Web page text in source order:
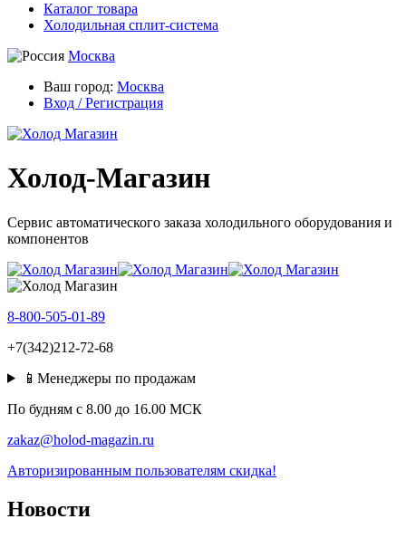
Каталог товара
Холодильная сплит-система
Москва
Ваш город: Москва
Вход / Регистрация
Холод-Магазин
Сервис автоматического заказа холодильного оборудования и
компонентов
8-800-505-01-89
+7(342)212-72-68
📱Менеджеры по продажам
По будням c 8.00 до 16.00 МСК
zakaz@holod-magazin.ru
Авторизированным пользователям скидка!
Новости